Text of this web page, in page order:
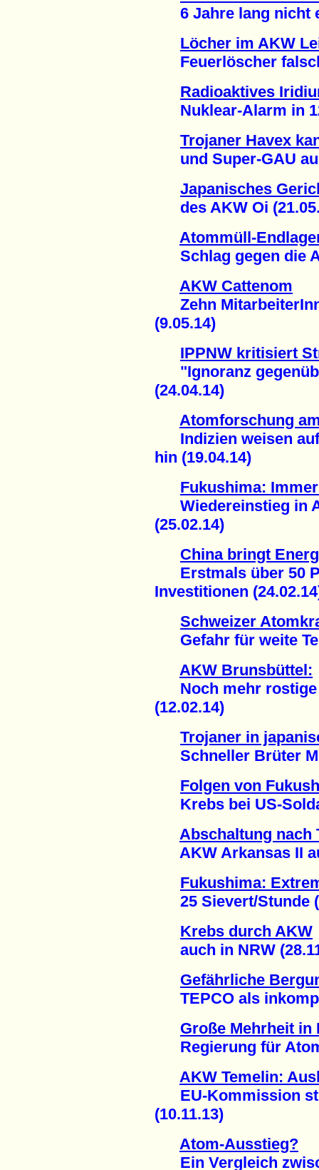
6 Jahre lang nicht
Löcher im AKW
Feuerlöscher
Radioaktives
Nuklear-Alarm in
Trojaner Havex
und Super-GAU
Japanisches
des AKW Oi
Atommüll-
Schlag gegen die
AKW Cattenom
Zehn
(9.05.14)
IPPNW kritisiert
"Ignoranz
(24.04.14)
Atomforschung
Indizien weisen auf
hin (19.04.14)
Fukushima:
Wiedereinstieg in
(25.02.14)
China bringt
Erstmals über 50
Investitionen
Schweizer
Gefahr für weite
AKW Brunsbüttel:
Noch mehr rostige
(12.02.14)
Trojaner in
Schneller Brüter
Folgen von
Krebs bei US-
Abschaltung nach
AKW Arkansas II
Fukushima:
25 Sievert/Stunde
Krebs durch AKW
auch in NRW
Gefährliche
TEPCO als
Große Mehrheit in
Regierung für
AKW Temelin:
EU-Kommission
(10.11.13)
Atom-Ausstieg?
Ein Vergleich